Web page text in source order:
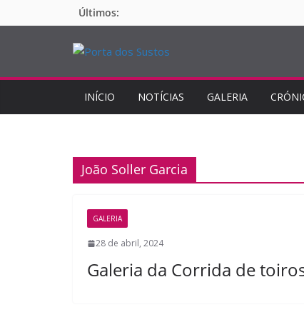
para
Últimos:
INÍCIO NOTÍCIAS GALERIA
João Soller Garcia
GALERIA
28 de abril, 2024
Galeria da Corrida de